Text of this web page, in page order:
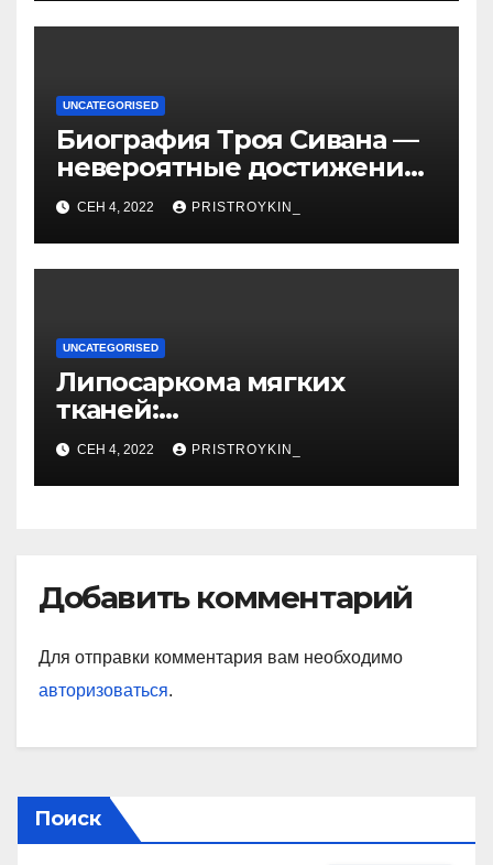
UNCATEGORISED
Биография Троя Сивана —
невероятные достижения,
искристая карьера и
тайная личная жизнь гуру
YouTube
СЕН 4, 2022 PRISTROYKIN_
UNCATEGORISED
Липосаркома мягких
тканей:
высокодифференцированн
ая, плеоморфная,
миксоидная
СЕН 4, 2022 PRISTROYKIN_
Добавить комментарий
Для отправки комментария вам необходимо
авторизоваться.
Поиск